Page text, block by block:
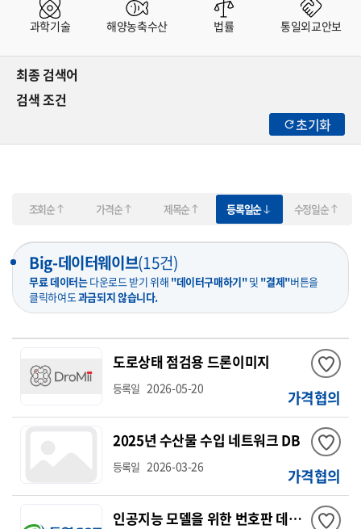
과학기술 해양농축수산 법률 통일외교안보
최종 검색어
검색 조건
초기화
조회순 가격순 제목순 등록일순 수정일순
Big-데이터웨이브(15건)
무료 데이터는다운로드 받기 위해 "데이터구매하기"및 "결제"버튼을
클릭하여도과금되지 않습니다.
도로상태 점검용 드론이미지
등록일 2026-05-20 가격협의
2025년 수산물 수입 네트워크 DB
등록일 2026-03-26 가격협의
인공지능 모델을 위한 번호판 데이터